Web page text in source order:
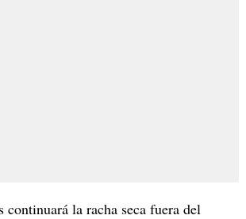
la racha seca fuera del